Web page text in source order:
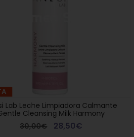
Lab Leche Limpiadora Calmante
Cleansing Milk Harmony
30,00€
28,50€